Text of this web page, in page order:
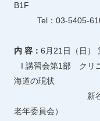
B1F
Tel：03-5405-
内 容： 6月21日（日）
I 講習会第1部 クリ
海道の現状
新谷 朋子（臨
老年委員会）